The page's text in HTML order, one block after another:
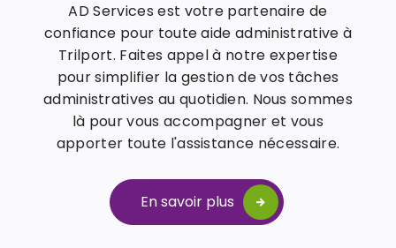
AD Services est votre partenaire de
confiance pour toute aide administrative à
Trilport. Faites appel à notre expertise
pour simplifier la gestion de vos tâches
administratives au quotidien. Nous sommes
là pour vous accompagner et vous
apporter toute l'assistance nécessaire.
En savoir plus